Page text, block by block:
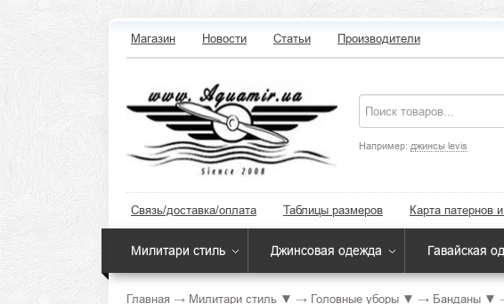
Магазин Новости Статьи Производители
Например: джинсы levis
Связь/доставка/оплата Таблицы размеров Карта патернов
Милитари стиль Джинсовая одежда Гавайская
Главная → Милитари стиль ▼ → Головные уборы ▼ → Банданы ▼